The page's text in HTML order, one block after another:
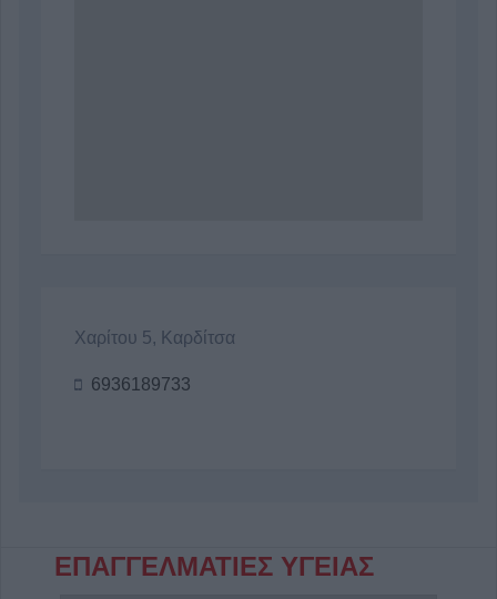
Χαρίτου 5, Καρδίτσα
6936189733
ΕΠΑΓΓΕΛΜΑΤΙΕΣ ΥΓΕΙΑΣ